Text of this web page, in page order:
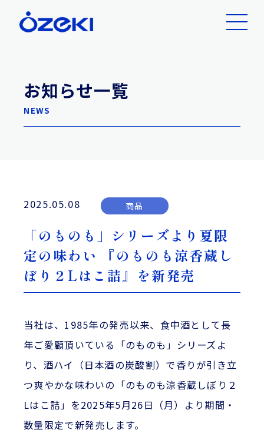
お知らせ一覧
NEWS
2025.05.08 商品
「のものも」シリーズより夏限
定の味わい 『のものも涼香蔵し
ぼり２Lはこ詰』を新発売
当社は、1985年の発売以来、食中酒として長
年ご愛顧頂いている「のものも」シリーズよ
り、酒ハイ（日本酒の炭酸割）で香りが引き立
つ爽やかな味わいの「のものも涼香蔵しぼり２
Lはこ詰」を2025年5月26日（月）より期間・
数量限定で新発売します。